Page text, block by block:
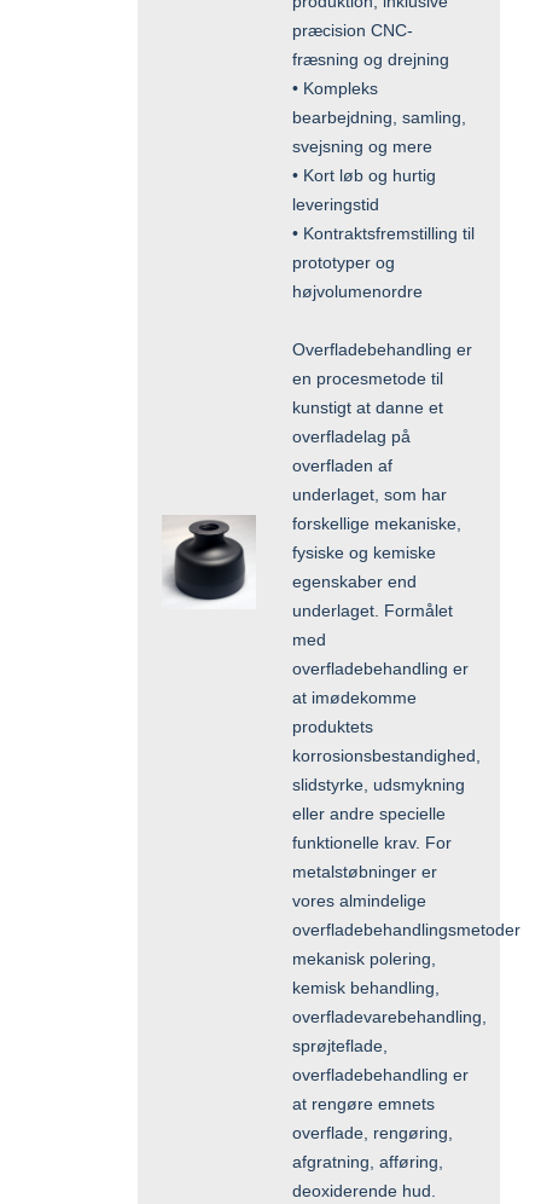
præcision CNC-
fræsning og drejning
• Kompleks
bearbejdning, samling,
svejsning og mere
• Kort løb og hurtig
leveringstid
• Kontraktsfremstilling til
prototyper og
højvolumenordre
Overfladebehandling er
en procesmetode til
kunstigt at danne et
overfladelag på
overfladen af
underlaget, som har
forskellige mekaniske,
fysiske og kemiske
egenskaber end
underlaget. Formålet
med
overfladebehandling er
at imødekomme
produktets
korrosionsbestandighed,
slidstyrke, udsmykning
eller andre specielle
funktionelle krav. For
metalstøbninger er
vores almindelige
overfladebehandlingsmetoder
mekanisk polering,
kemisk behandling,
overfladevarebehandling,
sprøjteflade,
overfladebehandling er
at rengøre emnets
overflade, rengøring,
afgratning, afføring,
deoxiderende hud.